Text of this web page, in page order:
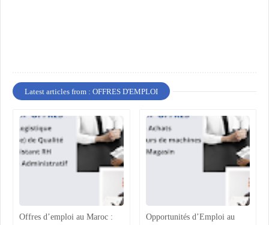
Latest articles from : OFFRES D'EMPLOI
Offres d’emploi au Maroc :
Opportunités d’Emploi au